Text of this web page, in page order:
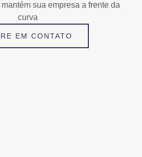
sua empresa a frente da
curva
EM CONTATO